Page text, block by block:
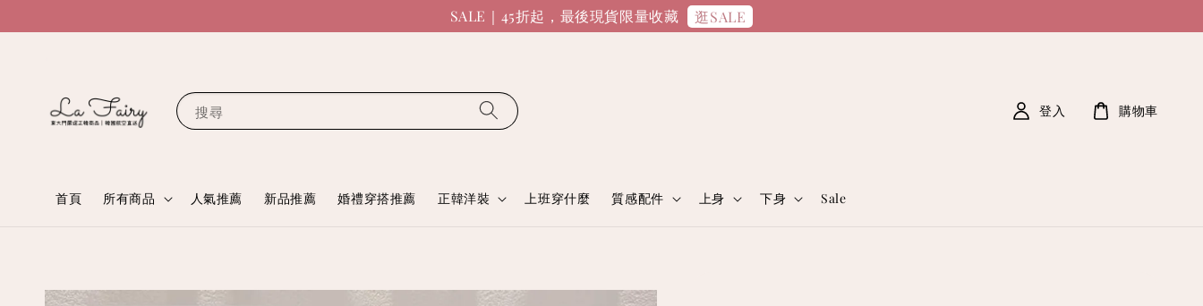
SALE｜45折起，最後現貨限量收藏 逛SALE
搜尋
首頁 所有商品 人氣推薦 新品推薦 婚禮穿搭推薦 正韓洋裝 上班穿什麼 質感配件 上身 下身 Sale
登入 購物車